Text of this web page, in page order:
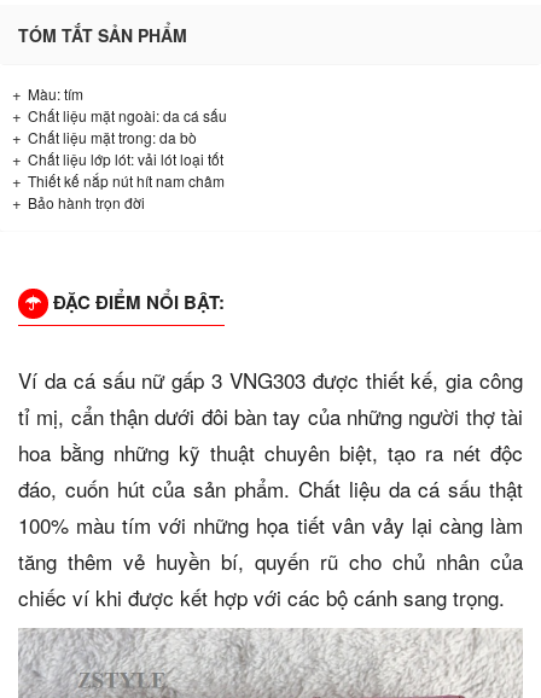
TÓM TẮT SẢN PHẨM
Màu: tím
Chất liệu mặt ngoài: da cá sấu
Chất liệu mặt trong: da bò
Chất liệu lớp lót: vải lót loại tốt
Thiết kế nắp nút hít nam châm
Bảo hành trọn đời
ĐẶC ĐIỂM NỔI BẬT:
Ví da cá sấu nữ gấp 3 VNG303 được thiết kế, gia công
tỉ mị, cẩn thận dưới đôi bàn tay của những người thợ tài
hoa bằng những kỹ thuật chuyên biệt, tạo ra nét độc
đáo, cuốn hút của sản phẩm. Chất liệu da cá sấu thật
100% màu tím với những họa tiết vân vảy lại càng làm
tăng thêm vẻ huyền bí, quyến rũ cho chủ nhân của
chiếc ví khi được kết hợp với các bộ cánh sang trọng.